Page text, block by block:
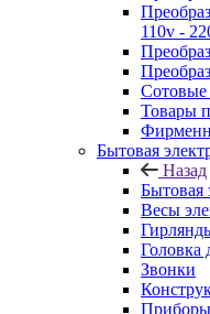
110v -
Сотовые
Товары
Бытовая
Назад
Бытовая
Весы
Головка
Звонки